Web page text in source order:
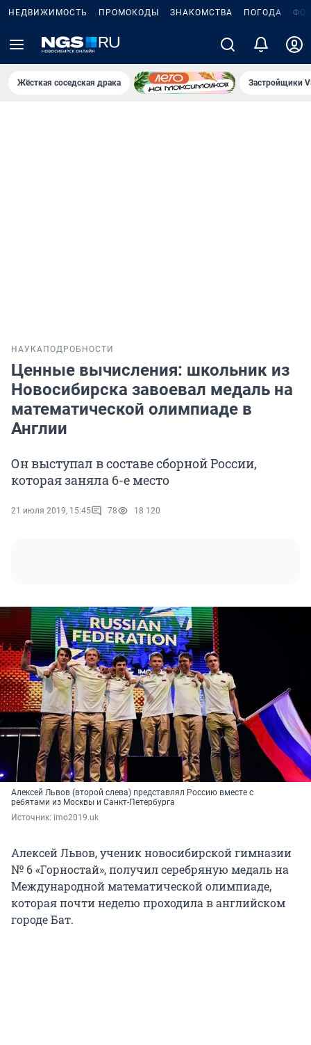
НЕДВИЖИМОСТЬ ПРОМОКОДЫ ЗНАКОМСТВА ПОГОДА
Жёсткая соседская драка Застройщики
НАУКА ПОДРОБНОСТИ
Ценные вычисления: школьник из
Новосибирска завоевал медаль на
математической олимпиаде в
Англии
Он выступал в составе сборной России,
которая заняла 6-е место
21 июля 2019, 15:45 78 18 120
Алексей Львов (второй слева) представлял Россию вместе с
ребятами из Москвы и Санкт-Петербурга
Источник: imo2019.uk
Алексей Львов, ученик новосибирской гимназии
№ 6 «Горностай», получил серебряную медаль на
Международной математической олимпиаде,
которая почти неделю проходила в английском
городе Бат.